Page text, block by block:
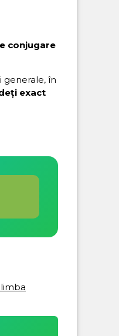
conjugare
generale, în
exact